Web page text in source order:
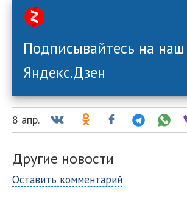
Подписывайтесь на наш
Яндекс.Дзен
8 апр.
Другие новости
Оставить комментарий